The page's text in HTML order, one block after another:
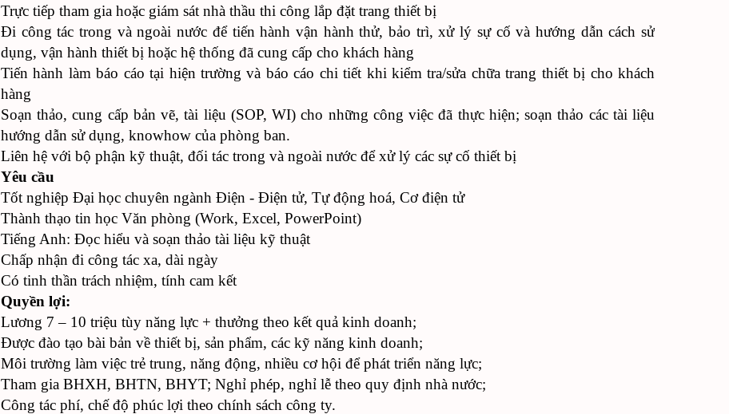
Trực tiếp tham gia hoặc giám sát nhà thầu thi công lắp đặt trang thiết bị
Đi công tác trong và ngoài nước để tiến hành vận hành thử, bảo trì, xử lý sự cố và hướng dẫn cách sử
dụng, vận hành thiết bị hoặc hệ thống đã cung cấp cho khách hàng
Tiến hành làm báo cáo tại hiện trường và báo cáo chi tiết khi kiểm tra/sửa chữa trang thiết bị cho khách
hàng
Soạn thảo, cung cấp bản vẽ, tài liệu (SOP, WI) cho những công việc đã thực hiện; soạn thảo các tài liệu
hướng dẫn sử dụng, knowhow của phòng ban.
Liên hệ với bộ phận kỹ thuật, đối tác trong và ngoài nước để xử lý các sự cố thiết bị
Yêu cầu
Tốt nghiệp Đại học chuyên ngành Điện - Điện tử, Tự động hoá, Cơ điện tử
Thành thạo tin học Văn phòng (Work, Excel, PowerPoint)
Tiếng Anh: Đọc hiểu và soạn thảo tài liệu kỹ thuật
Chấp nhận đi công tác xa, dài ngày
Có tinh thần trách nhiệm, tính cam kết
Quyền lợi:
Lương 7 – 10 triệu tùy năng lực + thưởng theo kết quả kinh doanh;
Được đào tạo bài bản về thiết bị, sản phẩm, các kỹ năng kinh doanh;
Môi trường làm việc trẻ trung, năng động, nhiều cơ hội để phát triển năng lực;
Tham gia BHXH, BHTN, BHYT; Nghỉ phép, nghỉ lễ theo quy định nhà nước;
Công tác phí, chế độ phúc lợi theo chính sách công ty.